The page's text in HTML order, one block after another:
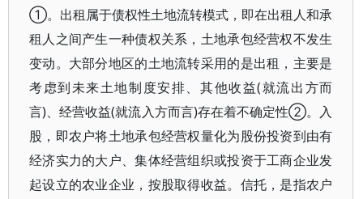
①。出租属于债权性土地流转模式，即在出租人和承
租人之间产生一种债权关系，土地承包经营权不发生
变动。大部分地区的土地流转采用的是出租，主要是
考虑到未来土地制度安排、其他收益(就流出方而
言)、经营收益(就流入方而言)存在着不确定性②。入
股，即农户将土地承包经营权量化为股份投资到由有
经济实力的大户、集体经营组织或投资于工商企业发
起设立的农业企业，按股取得收益。信托，是指农户